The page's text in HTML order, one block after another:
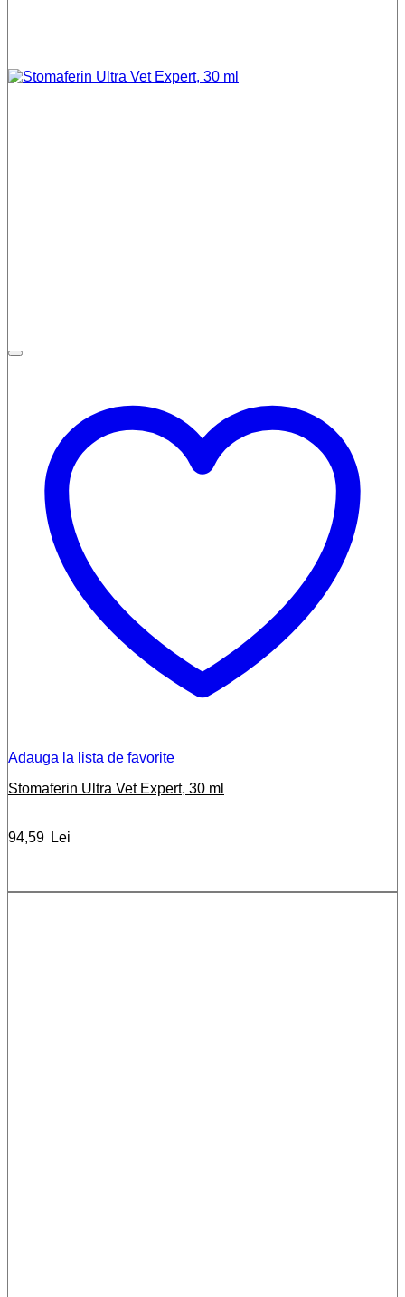
Adauga la lista de favorite
Stomaferin Ultra Vet Expert, 30 ml
94,59 Lei